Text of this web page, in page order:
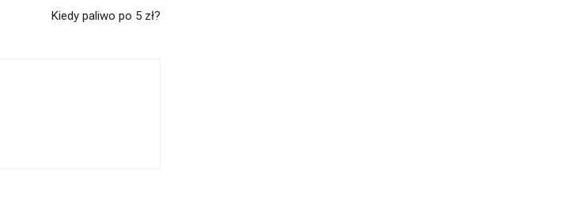
Kiedy paliwo po 5 zł?